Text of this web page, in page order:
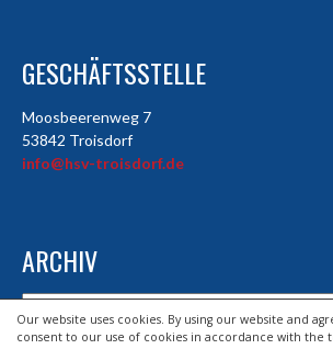
Our website uses cookies. By using our website and
consent to our use of cookies in accordance with the
GESCHÄFTSSTELLE
Moosbeerenweg 7
53842 Troisdorf
info@hsv-troisdorf.de
ARCHIV
Archiv